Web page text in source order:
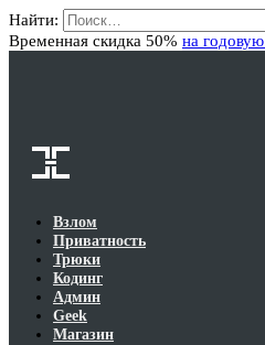
Найти:
Временная скидка 50% на
Взлом
Приватность
Трюки
Кодинг
Админ
Geek
Магазин